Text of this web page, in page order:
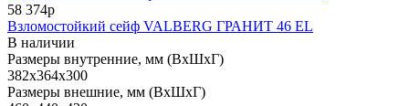
58 374р
Взломостойкий сейф VALBERG ГРАНИТ 46 EL
В наличии
Размеры внутренние, мм (ВхШхГ)
382x364x300
Размеры внешние, мм (ВхШхГ)